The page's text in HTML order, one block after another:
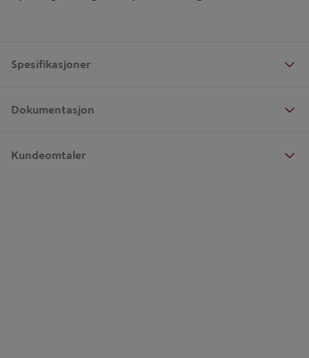
Spesifikasjoner
Dokumentasjon
Kundeomtaler